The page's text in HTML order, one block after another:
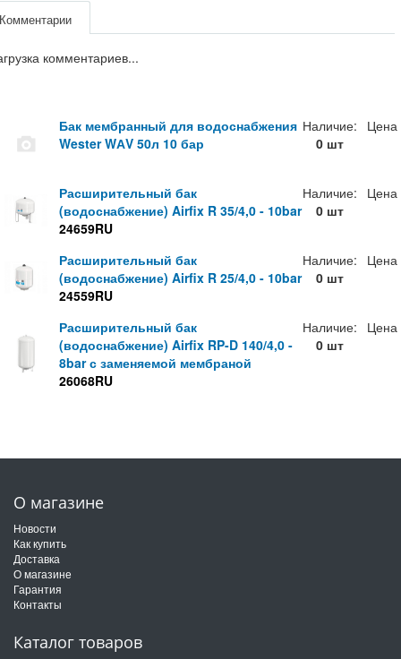
комментариев...
Бак мембранный для водоснабжения
Wester WАV 50л 10 бар
Наличие:
0 шт
Цена
Расширительный бак
(водоснабжение) Airfix R 35/4,0 - 10bar
24659RU
Наличие:
0 шт
Цена
Расширительный бак
(водоснабжение) Airfix R 25/4,0 - 10bar
24559RU
Наличие:
0 шт
Цена
Расширительный бак
(водоснабжение) Airfix RP-D 140/4,0 -
8bar с заменяемой мембраной
26068RU
Наличие:
0 шт
Цена
О магазине
Новости
Как купить
Доставка
О магазине
Гарантия
Контакты
Каталог товаров